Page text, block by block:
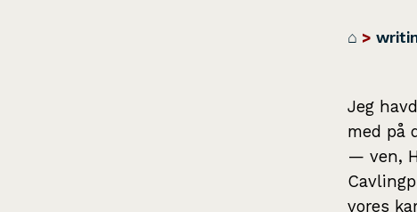
⌂ >
Jeg
med på
— ven,
vores